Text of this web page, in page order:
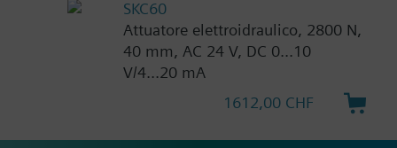
SKC60
Attuatore elettroidraulico, 2800 N,
40 mm, AC 24 V, DC 0...10
V/4...20 mA
1612,00 CHF